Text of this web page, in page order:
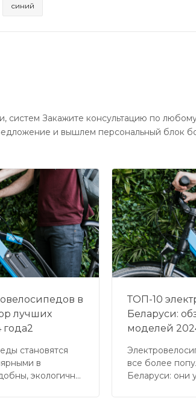
синий
Закажите консультацию по
и вышлем персональный блок
в
лучших
становятся
в
экологичны
ТОП-10
Беларуси:
моделей
все более
Беларуси: они